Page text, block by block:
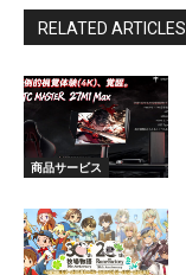
RELATED ARTICLES
商品サービス